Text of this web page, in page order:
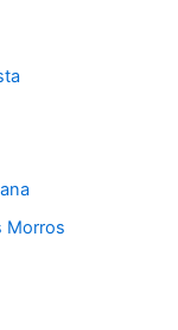
Morros